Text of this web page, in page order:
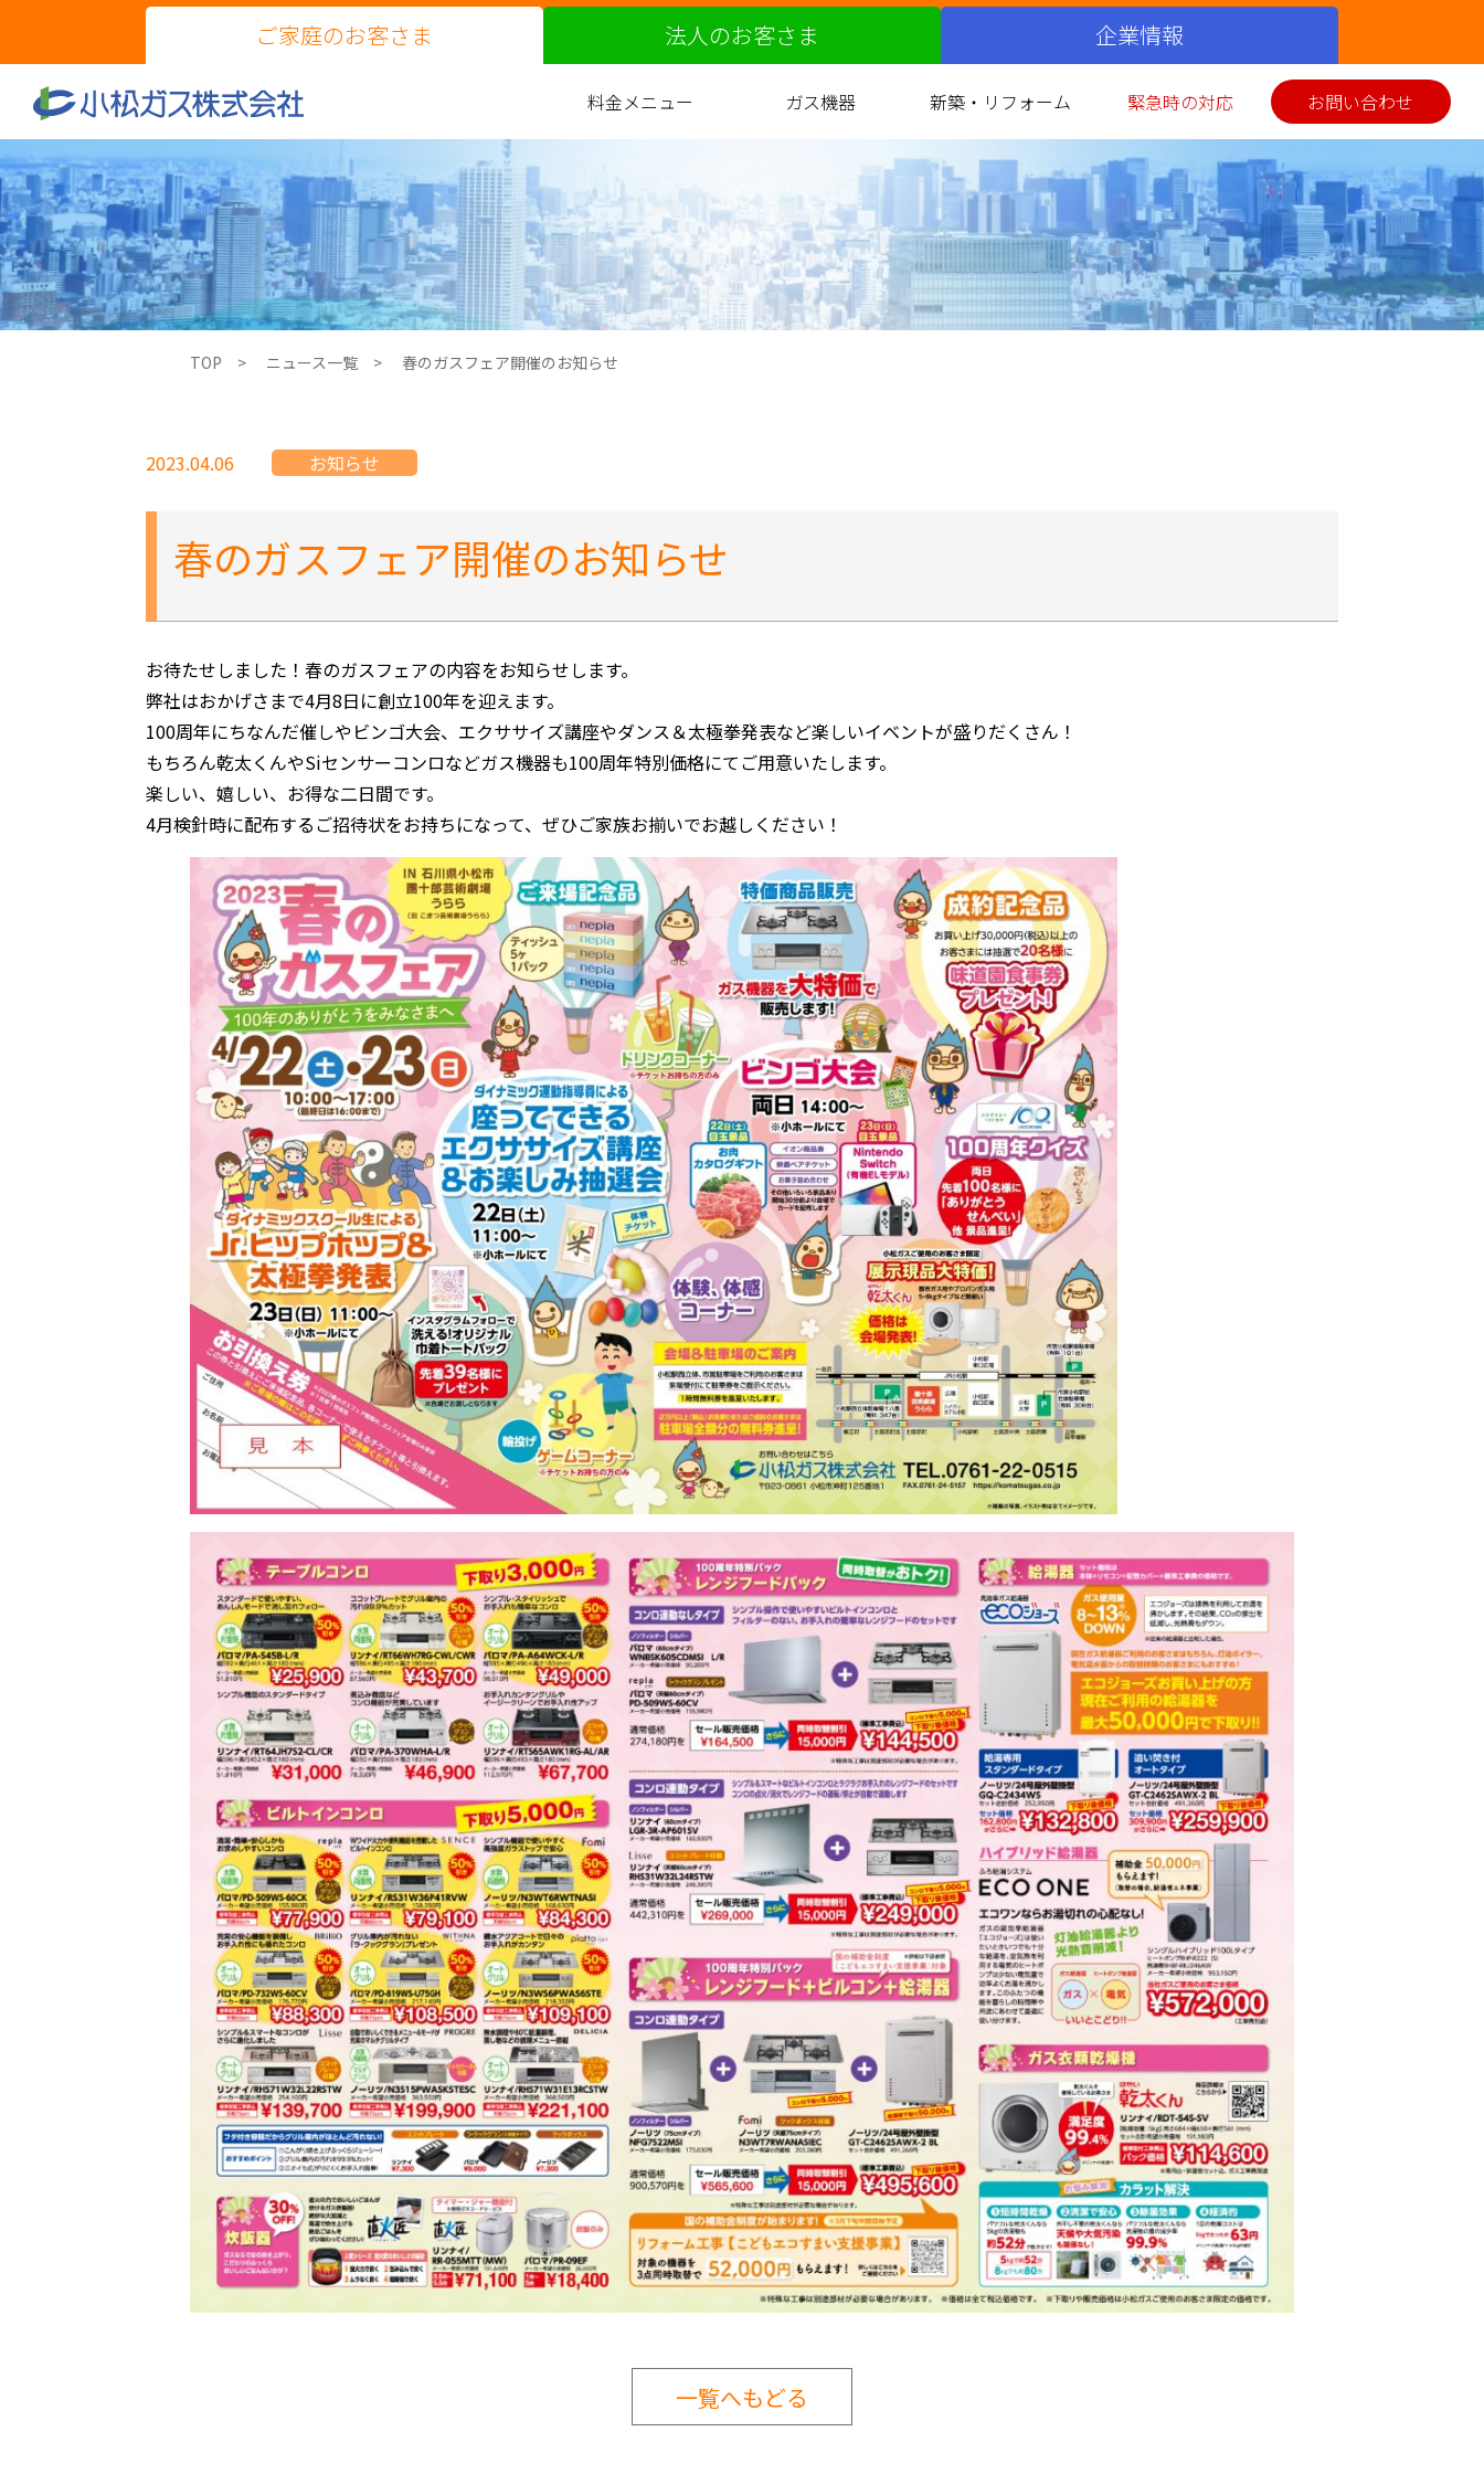
ご家庭のお客さま 法人のお客さま 企業情報
料金メニュー ガス機器
バスルーム
ガス衣類乾燥機
新築・リフォーム
美味しい料理
ガス衣類乾燥機
マイホーム発電
環境性
光熱費シミュレーション
お客さまの声
緊急時の対応 お問い合わせ
TOP ニュース一覧 春のガスフェア開催のお知らせ
2023.04.06 お知らせ
春のガスフェア開催のお知らせ
お待たせしました！春のガスフェアの内容をお知らせします。
弊社はおかげさまで4月8日に創立100年を迎えます。
100周年にちなんだ催しやビンゴ大会、エクササイズ講座やダンス＆太極拳発表など楽しいイベントが盛りだくさん！
もちろん乾太くんやSiセンサーコンロなどガス機器も100周年特別価格にてご用意いたします。
楽しい、嬉しい、お得な二日間です。
4月検針時に配布するご招待状をお持ちになって、ぜひご家族お揃いでお越しください！
一覧へもどる